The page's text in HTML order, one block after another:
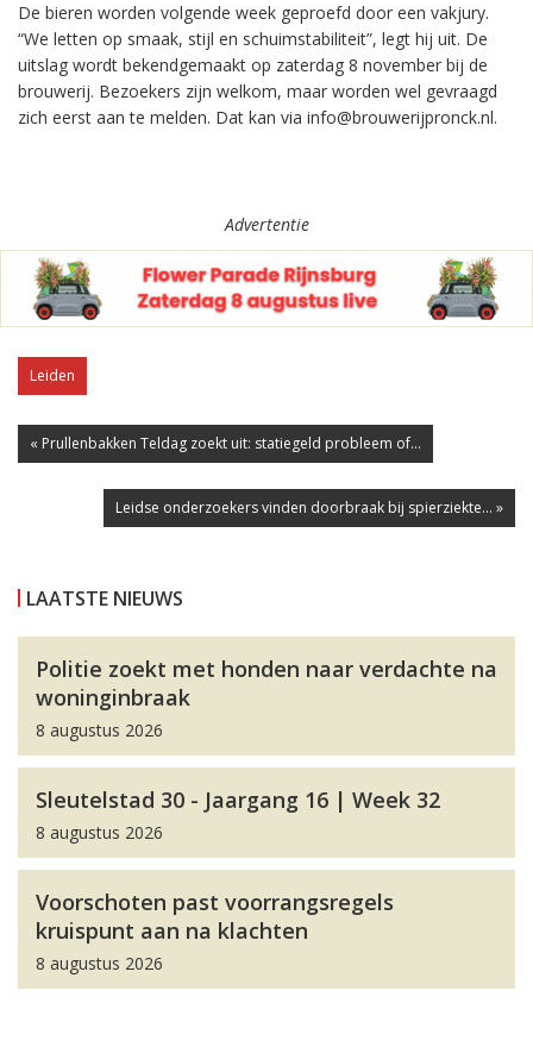
De bieren worden volgende week geproefd door een vakjury.
“We letten op smaak, stijl en schuimstabiliteit”, legt hij uit. De
uitslag wordt bekendgemaakt op zaterdag 8 november bij de
brouwerij. Bezoekers zijn welkom, maar worden wel gevraagd
zich eerst aan te melden. Dat kan via info@brouwerijpronck.nl.
Advertentie
Leiden
« Prullenbakken Teldag zoekt uit: statiegeld probleem of...
Leidse onderzoekers vinden doorbraak bij spierziekte... »
LAATSTE NIEUWS
Politie zoekt met honden naar verdachte na
woninginbraak
8 augustus 2026
Sleutelstad 30 - Jaargang 16 | Week 32
8 augustus 2026
Voorschoten past voorrangsregels
kruispunt aan na klachten
8 augustus 2026